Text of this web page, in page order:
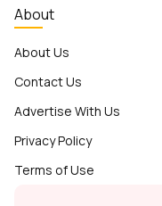
About
About Us
Contact Us
Advertise With Us
Privacy Policy
Terms of Use